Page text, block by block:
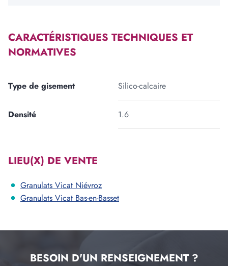
CARACTÉRISTIQUES TECHNIQUES ET
NORMATIVES
Type de gisement Silico-calcaire
Densité 1.6
LIEU(X) DE VENTE
Granulats Vicat Niévroz
Granulats Vicat Bas-en-Basset
BESOIN D'UN RENSEIGNEMENT ?